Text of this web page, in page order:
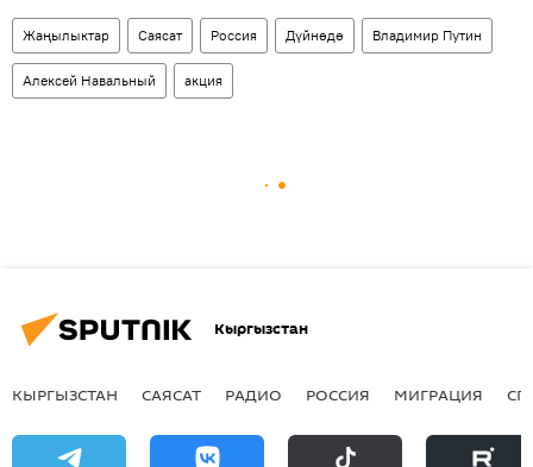
Жаңылыктар Саясат Россия Дүйнөдө Владимир Путин
Алексей Навальный акция
Кыргызстан
КЫРГЫЗСТАН САЯСАТ РАДИО РОССИЯ МИГРАЦИЯ